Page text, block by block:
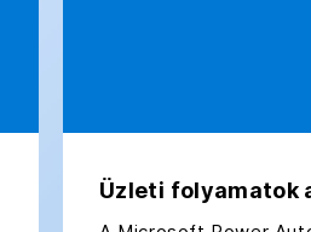
Üzleti folyamatok